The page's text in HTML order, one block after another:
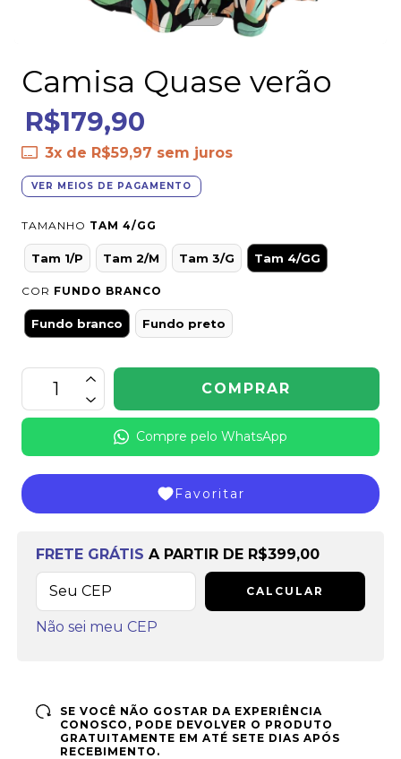
1/4
Camisa Quase verão
R$179,90
3x de R$59,97 sem juros
VER MEIOS DE PAGAMENTO
TAMANHO TAM 4/GG
Tam 1/P Tam 2/M Tam 3/G Tam 4/GG
COR FUNDO BRANCO
Fundo branco Fundo preto
Compre pelo WhatsApp
Favoritar
Frete grátisa partir deR$399,00
FRETE GRÁTIS A PARTIR DE R$399,00
CALCULAR
Não sei meu CEP
SE VOCÊ NÃO GOSTAR DA EXPERIÊNCIA
CONOSCO, PODE DEVOLVER O PRODUTO
GRATUITAMENTE EM ATÉ SETE DIAS APÓS
RECEBIMENTO.